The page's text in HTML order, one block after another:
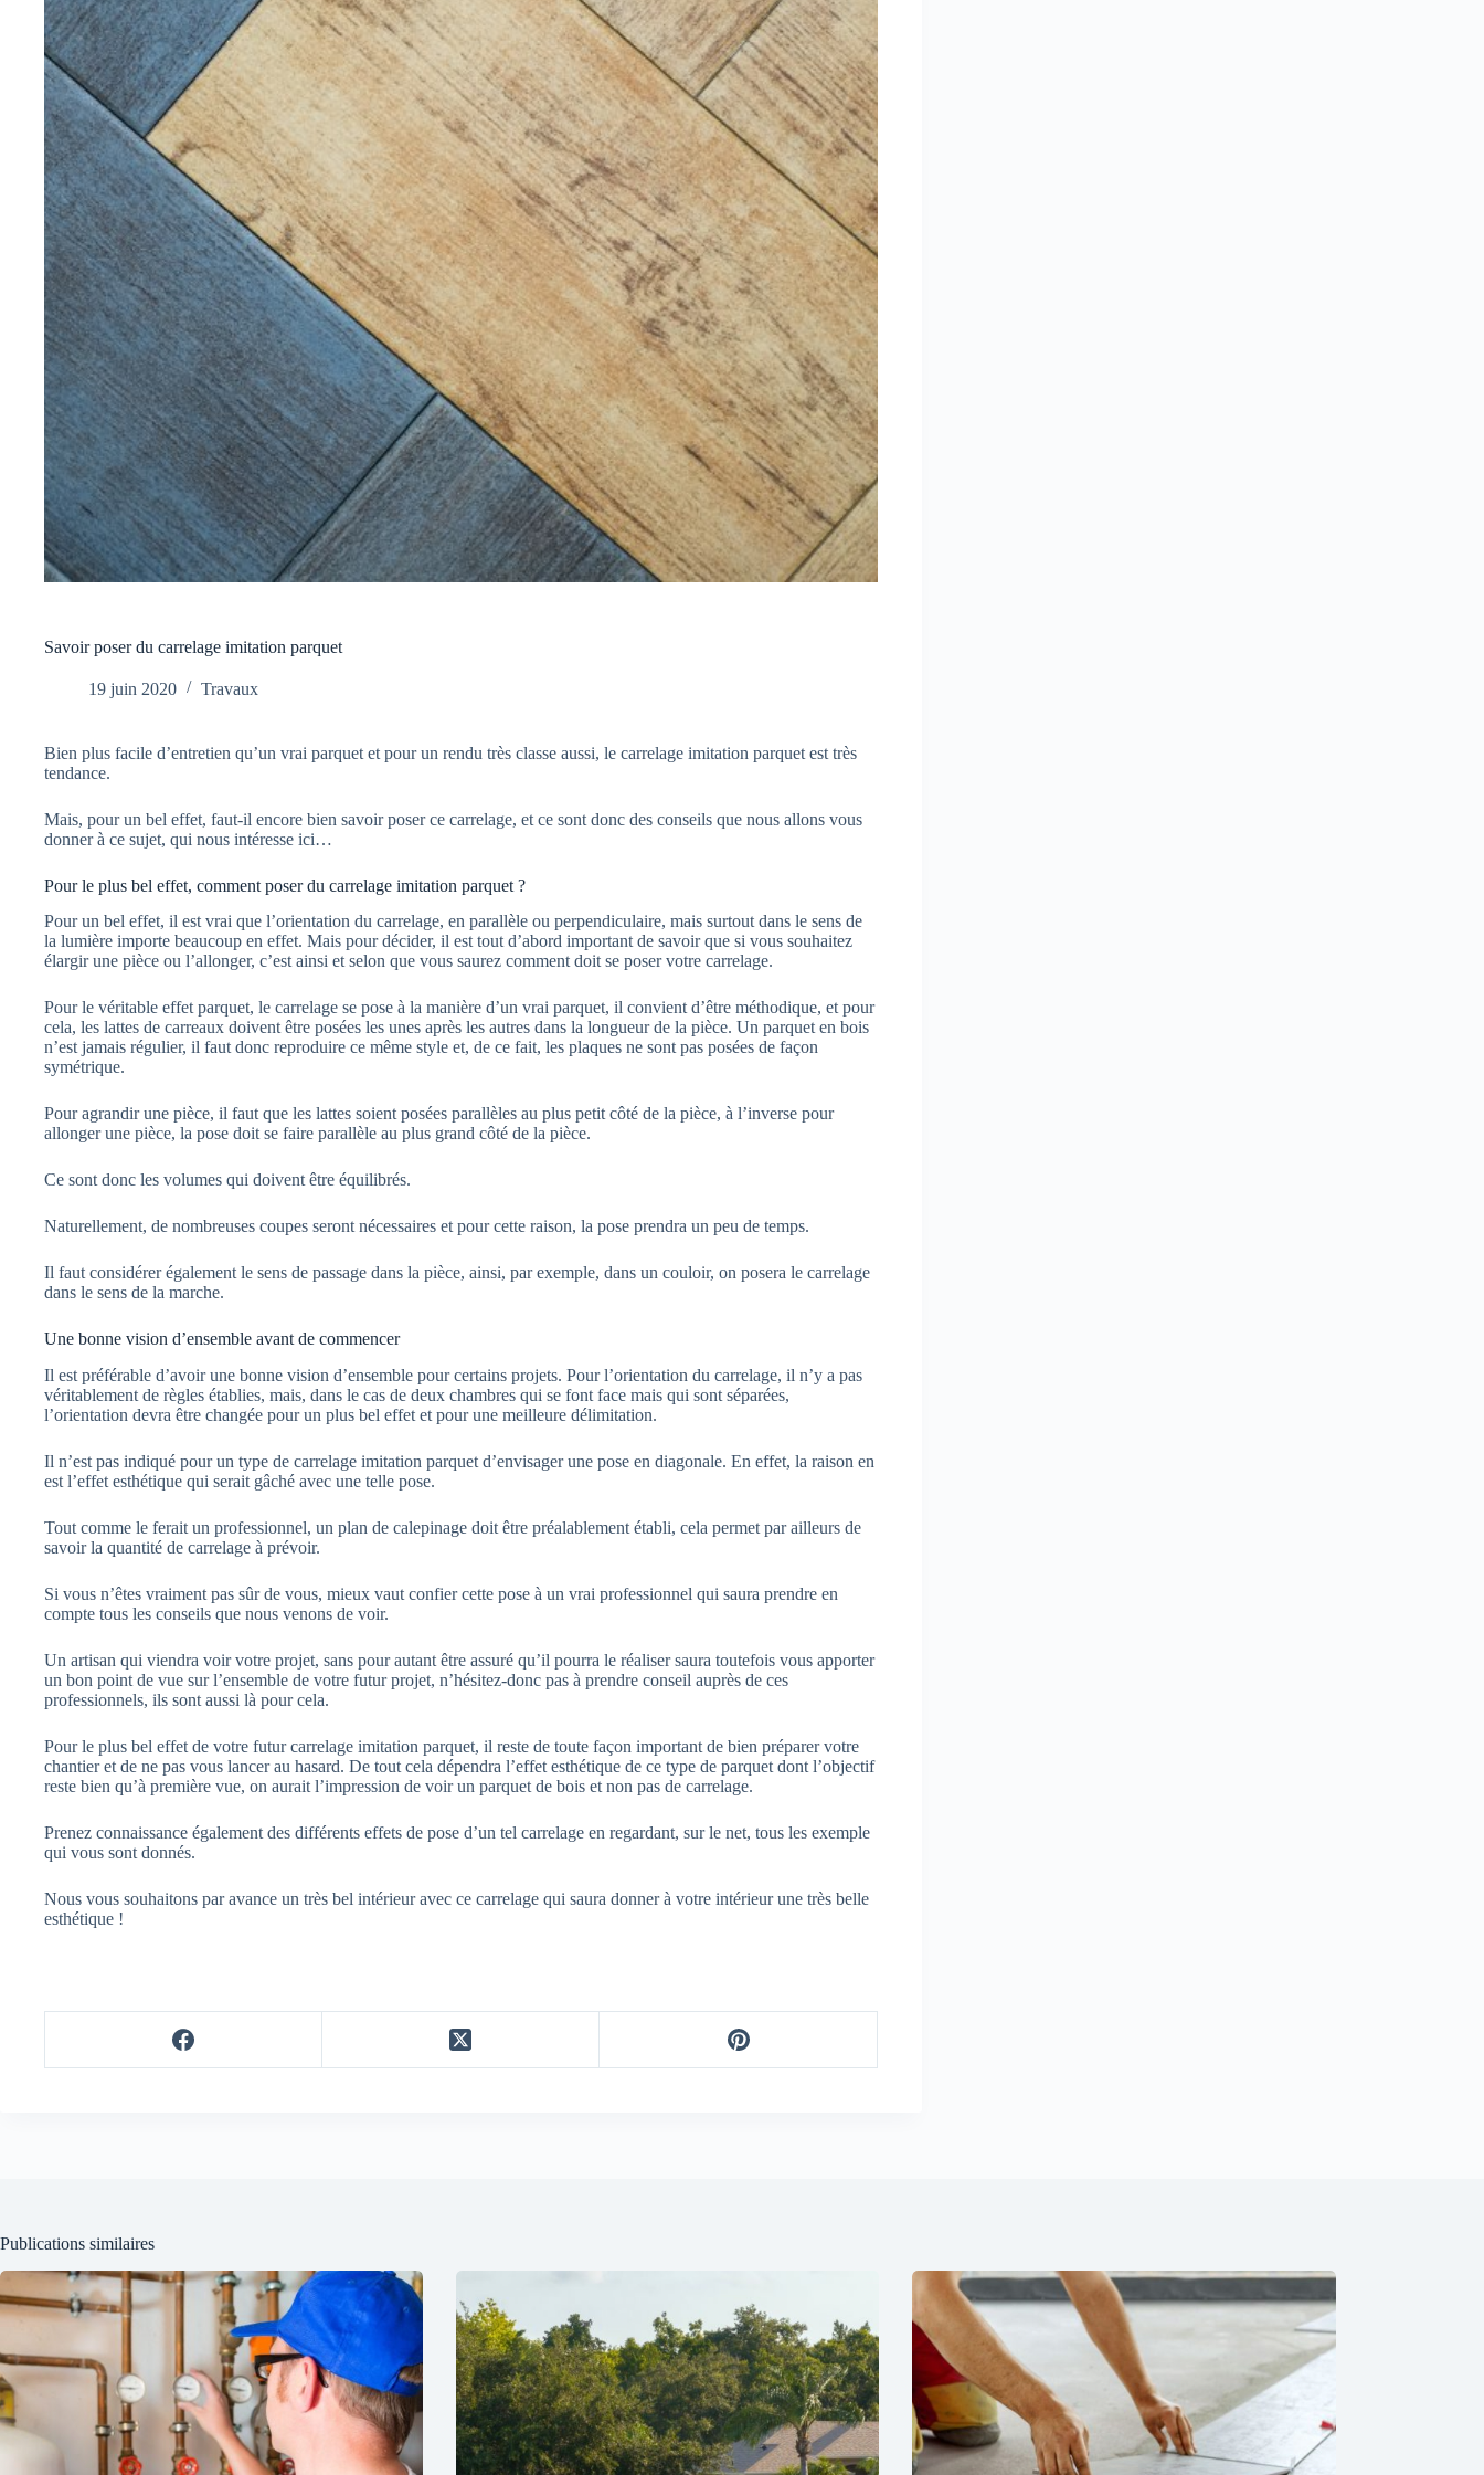
Savoir poser du carrelage imitation parquet
19 juin 2020 Travaux
Bien plus facile d’entretien qu’un vrai parquet et pour un rendu très classe aussi, le carrelage imitation parquet est très
tendance.
Mais, pour un bel effet, faut-il encore bien savoir poser ce carrelage, et ce sont donc des conseils que nous allons vous
donner à ce sujet, qui nous intéresse ici…
Pour le plus bel effet, comment poser du carrelage imitation parquet ?
Pour un bel effet, il est vrai que l’orientation du carrelage, en parallèle ou perpendiculaire, mais surtout dans le sens de
la lumière importe beaucoup en effet. Mais pour décider, il est tout d’abord important de savoir que si vous souhaitez
élargir une pièce ou l’allonger, c’est ainsi et selon que vous saurez comment doit se poser votre carrelage.
Pour le véritable effet parquet, le carrelage se pose à la manière d’un vrai parquet, il convient d’être méthodique, et pour
cela, les lattes de carreaux doivent être posées les unes après les autres dans la longueur de la pièce. Un parquet en bois
n’est jamais régulier, il faut donc reproduire ce même style et, de ce fait, les plaques ne sont pas posées de façon
symétrique.
Pour agrandir une pièce, il faut que les lattes soient posées parallèles au plus petit côté de la pièce, à l’inverse pour
allonger une pièce, la pose doit se faire parallèle au plus grand côté de la pièce.
Ce sont donc les volumes qui doivent être équilibrés.
Naturellement, de nombreuses coupes seront nécessaires et pour cette raison, la pose prendra un peu de temps.
Il faut considérer également le sens de passage dans la pièce, ainsi, par exemple, dans un couloir, on posera le carrelage
dans le sens de la marche.
Une bonne vision d’ensemble avant de commencer
Il est préférable d’avoir une bonne vision d’ensemble pour certains projets. Pour l’orientation du carrelage, il n’y a pas
véritablement de règles établies, mais, dans le cas de deux chambres qui se font face mais qui sont séparées,
l’orientation devra être changée pour un plus bel effet et pour une meilleure délimitation.
Il n’est pas indiqué pour un type de carrelage imitation parquet d’envisager une pose en diagonale. En effet, la raison en
est l’effet esthétique qui serait gâché avec une telle pose.
Tout comme le ferait un professionnel, un plan de calepinage doit être préalablement établi, cela permet par ailleurs de
savoir la quantité de carrelage à prévoir.
Si vous n’êtes vraiment pas sûr de vous, mieux vaut confier cette pose à un vrai professionnel qui saura prendre en
compte tous les conseils que nous venons de voir.
Un artisan qui viendra voir votre projet, sans pour autant être assuré qu’il pourra le réaliser saura toutefois vous apporter
un bon point de vue sur l’ensemble de votre futur projet, n’hésitez-donc pas à prendre conseil auprès de ces
professionnels, ils sont aussi là pour cela.
Pour le plus bel effet de votre futur carrelage imitation parquet, il reste de toute façon important de bien préparer votre
chantier et de ne pas vous lancer au hasard. De tout cela dépendra l’effet esthétique de ce type de parquet dont l’objectif
reste bien qu’à première vue, on aurait l’impression de voir un parquet de bois et non pas de carrelage.
Prenez connaissance également des différents effets de pose d’un tel carrelage en regardant, sur le net, tous les exemple
qui vous sont donnés.
Nous vous souhaitons par avance un très bel intérieur avec ce carrelage qui saura donner à votre intérieur une très belle
esthétique !
Publications similaires